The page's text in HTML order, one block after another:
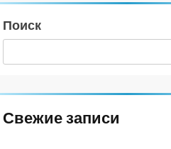
Поиск
Свежие записи